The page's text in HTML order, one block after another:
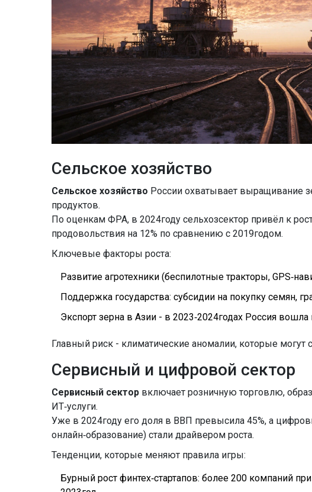
Сельское хозяйство
Сельское хозяйство России охватывает выращивание
продуктов.
По оценкам ФРА, в 2024году сельхозсектор привёл к
продовольствия на 12% по сравнению с 2019годом.
Ключевые факторы роста:
Развитие агротехники (беспилотные тракторы,
Поддержка государства: субсидии на покупку семян,
Экспорт зерна в Азии - в 2023‑2024годах Россия
Главный риск - климатические аномалии, которые могут
Сервисный и цифровой сектор
Сервисный сектор включает розничную торговлю,
ИТ‑услуги.
Уже в 2024году его доля в ВВП превысила 45%, а
онлайн‑образование) стали драйвером роста.
Тенденции, которые меняют правила игры:
Бурный рост финтех‑стартапов: более 200 компаний